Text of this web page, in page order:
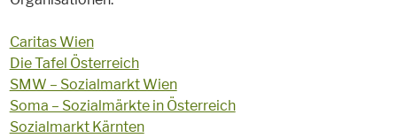
Caritas Wien
Die Tafel Österreich
SMW – Sozialmarkt Wien
Soma – Sozialmärkte in Österreich
Sozialmarkt Kärnten